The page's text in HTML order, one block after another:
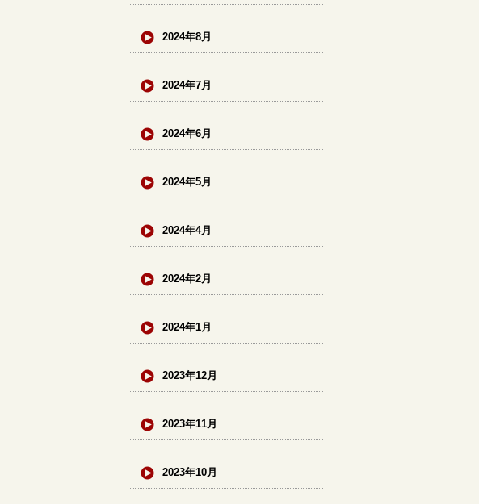
2024年8月
2024年7月
2024年6月
2024年5月
2024年4月
2024年2月
2024年1月
2023年12月
2023年11月
2023年10月